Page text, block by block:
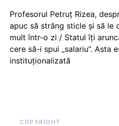
Profesorul Petruț Rizea,
apuc să strâng sticle și să le
mult într-o zi / Statul îți
cere să-i spui „salariu”. Asta
instituționalizată
COPYRIGHT